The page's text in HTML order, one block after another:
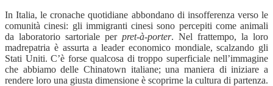
In Italia, le cronache quotidiane abbondano di insofferenza verso le
comunità cinesi: gli immigranti cinesi sono percepiti come animali
da laboratorio sartoriale per pret-à-porter. Nel frattempo, la loro
madrepatria è assurta a leader economico mondiale, scalzando gli
Stati Uniti. C’è forse qualcosa di troppo superficiale nell’immagine
che abbiamo delle Chinatown italiane; una maniera di iniziare a
rendere loro una giusta dimensione è scoprirne la cultura di partenza.